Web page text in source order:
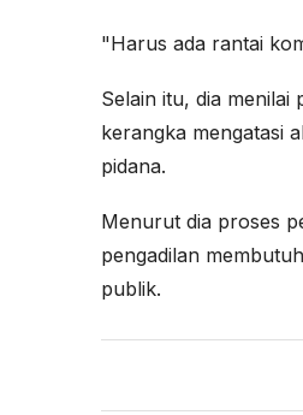
"Harus ada rantai
Selain itu, dia
kerangka mengatasi
pidana.
Menurut dia proses
pengadilan
publik.